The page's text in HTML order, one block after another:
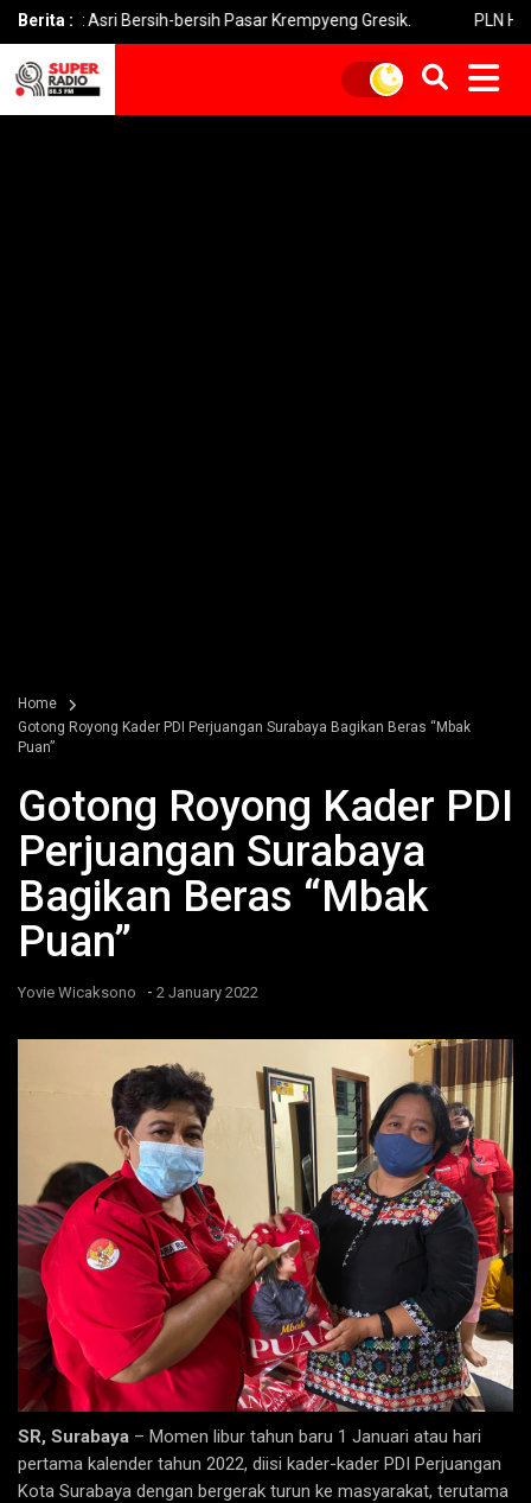
Berita :
Bersih-bersih Pasar Krempyeng Gresik. PLN Heran 10
Home
Gotong Royong Kader PDI Perjuangan Surabaya Bagikan Beras “Mbak
Puan”
Gotong Royong Kader PDI
Perjuangan Surabaya
Bagikan Beras “Mbak
Puan”
Yovie Wicaksono - 2 January 2022
SR, Surabaya – Momen libur tahun baru 1 Januari atau hari
pertama kalender tahun 2022, diisi kader-kader PDI Perjuangan
Kota Surabaya dengan bergerak turun ke masyarakat, terutama